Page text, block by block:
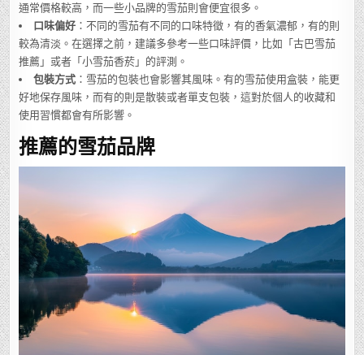
通常價格較高，而一些小品牌的雪茄則會便宜很多。
口味偏好 ：不同的雪茄有不同的口味特徵，有的香氣濃郁，有的則
較為清淡。在選擇之前，建議多參考一些口味評價，比如「古巴雪茄
推薦」或者「小雪茄香菸」的評測。
包裝方式 ：雪茄的包裝也會影響其風味。有的雪茄使用盒裝，能更
好地保存風味，而有的則是散裝或者單支包裝，這對於個人的收藏和
使用習慣都會有所影響。
推薦的雪茄品牌